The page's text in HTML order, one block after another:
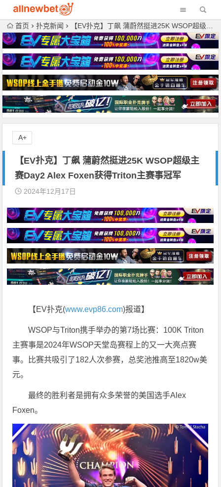
首页 扑克新闻 【EV扑克】丁飙 蒲蔚然挺进25K WSOP超级主赛Day2 Alex Foxen获得Triton主赛事冠军
【EV扑克】丁飙 蒲蔚然挺进25K WSOP超级主
赛Day2 Alex Foxen获得Triton主赛事冠军
2024年12月17日
【EV扑克(www.evp86.com)报道】
WSOP与Triton携手举办的第7场比赛：100K Triton
主赛事是2024年WSOP天堂岛赛程上的又一大亮点赛
事。比赛共吸引了182人次参赛，总奖池推高至1820w美
元。
最终的胜利者是拥有众多荣誉的美国选手Alex
Foxen。
A+